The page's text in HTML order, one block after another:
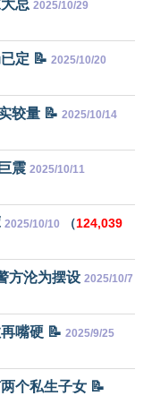
忌 2025/10/29
定 📝 2025/10/20
较量 📝 2025/10/14
震 2025/10/11
2025/10/10 （124,039
方沦为摆设 2025/10/7
嘴硬 📝 2025/9/25
个私生子女 📝